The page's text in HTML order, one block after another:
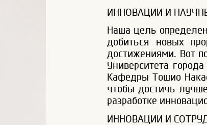
ИННОВАЦИИ И
Наша цель
добиться новых
достижениями. Вот
Университета
Кафедры Тошио
чтобы достичь
разработке
ИННОВАЦИИ И